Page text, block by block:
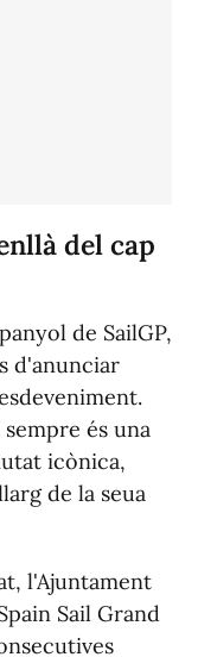
del cap
de SailGP,
d'anunciar
és una
icònica,
de la seua
l'Ajuntament
Sail Grand